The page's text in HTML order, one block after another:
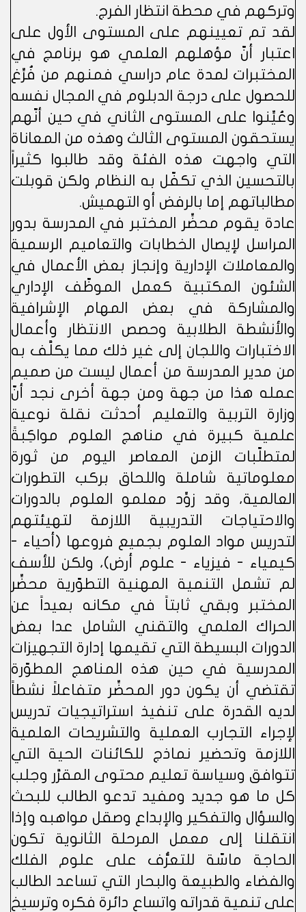
وتركهم في محطة انتظار الفرج.
لقد تم تعيينهم على المستوى الأول على
اعتبار أنّ مؤهلهم العلمي هو برنامج في
المختبرات لمدة عام دراسي فمنهم من فُرِّغ
للحصول على درجة الدبلوم في المجال نفسه
وعُيِّنوا على المستوى الثاني في حين أنّهم
يستحقون المستوى الثالث وهذه من المعاناة
التي واجهت هذه الفئة وقد طالبوا كثيراً
بالتحسين الذي تكفّل به النظام ولكن قوبلت
مطالباتهم إما بالرفض أو التهميش.
عادة يقوم محضِّر المختبر في المدرسة بدور
المراسل لإيصال الخطابات والتعاميم الرسمية
والمعاملات الإدارية وإنجاز بعض الأعمال في
الشئون المكتبية كعمل الموظّف الإداري
والمشاركة في بعض المهام الإشرافية
والأنشطة الطلابية وحصص الانتظار وأعمال
الاختبارات واللجان إلى غير ذلك مما يكلَّف به
من مدير المدرسة من أعمال ليست من صميم
عمله هذا من جهة ومن جهة أخرى نجد أنّ
وزارة التربية والتعليم أحدثت نقلة نوعية
علمية كبيرة في مناهج العلوم مواكِبةً
لمتطلّبات الزمن المعاصر اليوم من ثورة
معلوماتية شاملة واللحاق بركب التطورات
العالمية، وقد زوِّد معلمو العلوم بالدورات
والاحتياجات التدريبية اللازمة لتهيئتهم
لتدريس مواد العلوم بجميع فروعها (أحياء -
كيمياء - فيزياء - علوم أرض)، ولكن للأسف
لم تشمل التنمية المهنية التطوّرية محضِّر
المختبر وبقي ثابتاً في مكانه بعيداً عن
الحراك العلمي والتقني الشامل عدا بعض
الدورات البسيطة التي تقيمها إدارة التجهيزات
المدرسية في حين هذه المناهج المطوّرة
تقتضي أن يكون دور المحضِّر متفاعلاً نشطاً
لديه القدرة على تنفيذ استراتيجيات تدريس
لإجراء التجارب العملية والتشريحات العلمية
اللازمة وتحضير نماذج للكائنات الحية التي
تتوافق وسياسة تعليم محتوى المقرَّر وجلب
كل ما هو جديد ومفيد تدعو الطالب للبحث
والسؤال والتفكير والإبداع وصقل مواهبه وإذا
انتقلنا إلى معمل المرحلة الثانوية تكون
الحاجة ماسّة للتعرُّف على علوم الفلك
والفضاء والطبيعة والبحار التي تساعد الطالب
على تنمية قدراته واتساع دائرة فكره وترسيخ